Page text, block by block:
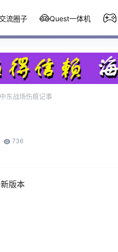
交流圈子 Quest一体机
东战场伤痕记事
736
版本